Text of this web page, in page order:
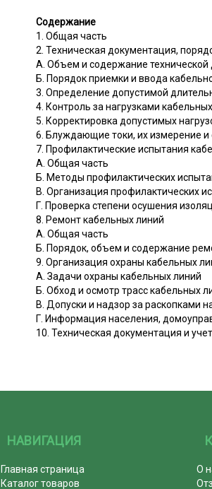
Содержание
1. Общая часть
2. Техническая документация,
А. Объем и содержание технической
Б. Порядок приемки и ввода
3. Определение допустимой
4. Контроль за нагрузками
5. Корректировка допустимых
6. Блуждающие токи, их измерение и
7. Профилактические испытания
A. Общая часть
Б. Методы профилактических
B. Организация профилактических
Г. Проверка степени осушения
8. Ремонт кабельных линий
А. Общая часть
Б. Порядок, объем и содержание
9. Организация охраны кабельных
A. Задачи охраны кабельных линий
Б. Обход и осмотр трасс кабельных
B. Допуски и надзор за раскопками
Г. Информация населения,
10. Техническая документация и
НАВИГАЦИЯ
Главная страница
Каталог товаров
О